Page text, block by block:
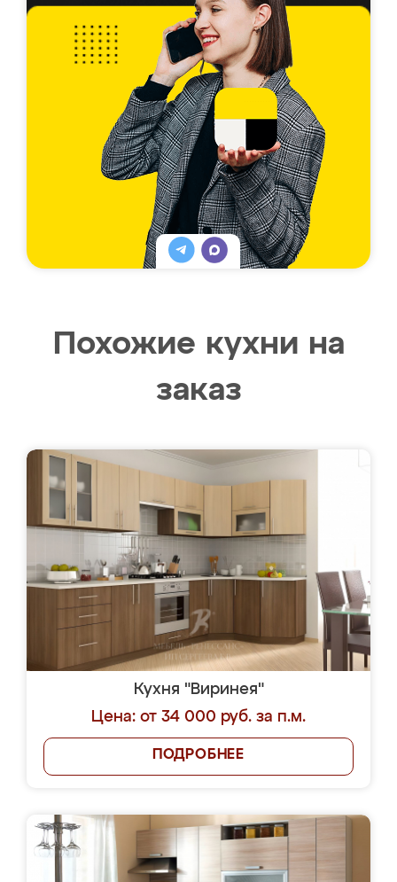
Похожие кухни на
заказ
Кухня "Виринея"
Цена: от 34 000 руб. за п.м.
ПОДРОБНЕЕ